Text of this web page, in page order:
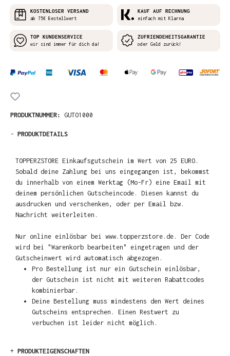
KOSTENLOSER VERSAND
ab 75€ Bestellwert
KAUF AUF RECHNUNG
einfach mit Klarna
TOP KUNDENSERVICE
wir sind immer für dich da!
ZUFRIENDEHEITSGARANTIE
oder Geld zurück!
PRODUKTNUMMER: GUTO1000
- PRODUKTDETAILS
TOPPERZSTORE Einkaufsgutschein im Wert von 25 EURO.
Sobald deine Zahlung bei uns eingegangen ist, bekommst
du innerhalb von einem Werktag (Mo-Fr) eine Email mit
deinem persönlichen Gutscheincode. Diesen kannst du
ausdrucken und verschenken, oder per Email bzw.
Nachricht weiterleiten.
Nur online einlösbar bei www.topperzstore.de. Der Code
wird bei "Warenkorb bearbeiten" eingetragen und der
Gutscheinwert wird automatisch abgezogen.
Pro Bestellung ist nur ein Gutschein einlösbar,
der Gutschein ist nicht mit weiteren Rabattcodes
kombinierbar.
Deine Bestellung muss mindestens den Wert deines
Gutscheins entsprechen. Einen Restwert zu
verbuchen ist leider nicht möglich.
+ PRODUKTEIGENSCHAFTEN